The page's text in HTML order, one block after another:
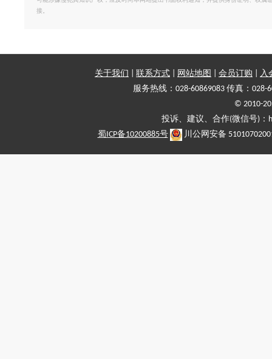
接。
关于我们 联系方式 网站地图 会员订购
入
服务热线：028-60869083 传真：028-
© 2010-
投诉、建议、合作(微信号)
蜀ICP备10200885号
川公网安备